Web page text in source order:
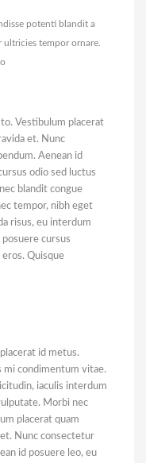
potenti blandit a
tempor ornare.
Vestibulum placerat
et. Nunc
Aenean id
odio sed luctus
blandit congue
tempor, nibh eget
risus, eu interdum
cursus
Quisque
id metus.
mi condimentum vitae.
iaculis interdum
Morbi nec
placerat quam
Nunc consectetur
id posuere leo, eu